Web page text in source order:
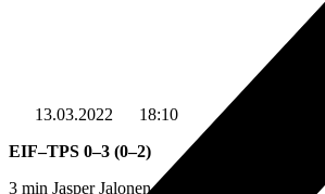
13.03.2022
18:10
EIF–TPS 0–3 (0–2)
3 min Jasper Jalonen 0–1